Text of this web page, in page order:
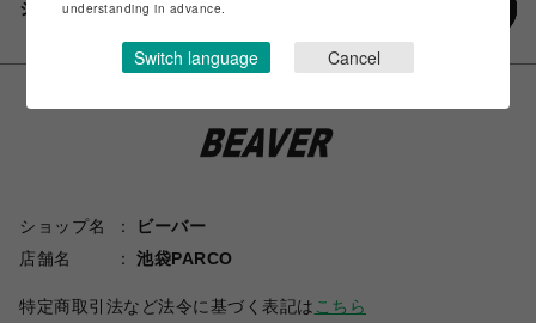
シェアする
ショップ名
ビーバー
店舗名
池袋PARCO
特定商取引法など法令に基づく表記は こちら
understanding in advance.
Switch language Cancel